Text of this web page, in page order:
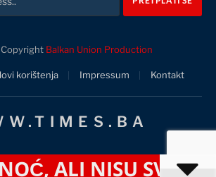
Balkan Union Production
korištenja Impressum Kontakt
NISU SVJESNI